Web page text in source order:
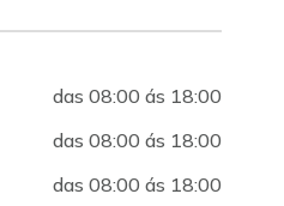
das 08:00 ás 18:00
das 08:00 ás 18:00
das 08:00 ás 18:00